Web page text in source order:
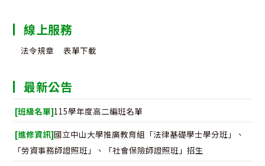
線上服務
法令規章 表單下載
最新公告
[班級名單]115學年度高二編班名單
[進修資訊]國立中山大學推廣教育組「法律基礎學士學分班」、
「勞資事務師證照班」、「社會保險師證照班」招生